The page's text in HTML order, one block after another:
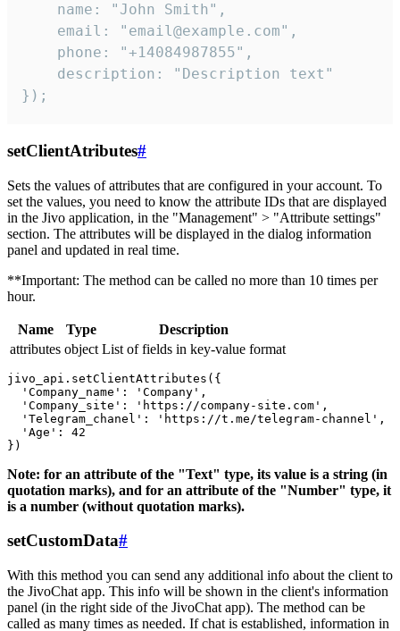
    name: "John Smith",
    email: "email@example.com",
    phone: "+14084987855",
    description: "Description text"
});
setClientAtributes#
Sets the values ​​of attributes that are configured in your account. To
set the values, you need to know the attribute IDs that are displayed
in the Jivo application, in the "Management" > "Attribute settings"
section. The attributes will be displayed in the dialog information
panel and updated in real time.
**Important: The method can be called no more than 10 times per
hour.
Name Type
Description
attributes object List of fields in key-value format
jivo_api.setClientAttributes({
  'Company_name': 'Company',
  'Company_site': 'https://company-site.com',
  'Telegram_chanel': 'https://t.me/telegram-channel',
  'Age': 42
Note: for an attribute of the "Text" type, its value is a string (in
quotation marks), and for an attribute of the "Number" type, it
is a number (without quotation marks).
setCustomData#
With this method you can send any additional info about the client to
the JivoChat app. This info will be shown in the client's information
panel (in the right side of the JivoChat app). The method can be
called as many times as needed. If chat is established, information in